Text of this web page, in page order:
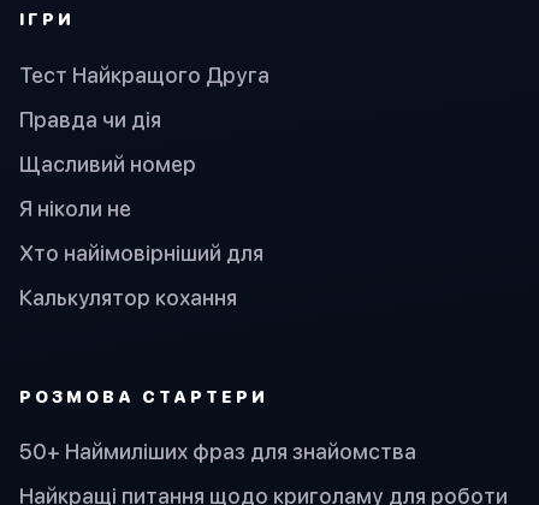
ІГРИ
Тест Найкращого Друга
Правда чи дія
Щасливий номер
Я ніколи не
Хто найімовірніший для
Калькулятор кохання
PОЗМОВА СТАРТЕРИ
50+ Наймиліших фраз для знайомства
Найкращі питання щодо криголаму для роботи